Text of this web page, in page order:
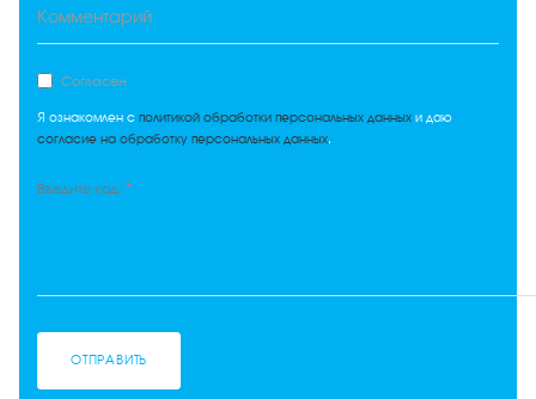
Комментарий
Согласен
Я ознакомлен с политикой обработки персональных данных и даю
согласие на обработку персональных данных.
Введите код: *
ОТПРАВИТЬ